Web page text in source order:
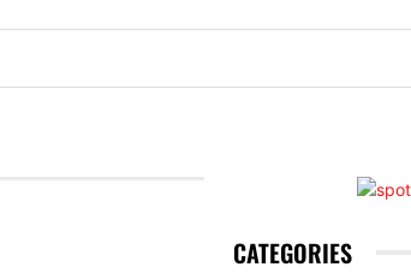
CATEGORIES